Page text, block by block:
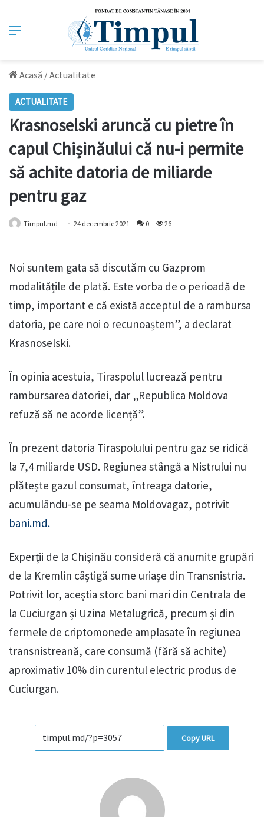
Meniu
Acasă /Actualitate
ACTUALITATE
Krasnoselski aruncă cu pietre în
capul Chișinăului că nu-i permite
să achite datoria de miliarde
pentru gaz
Timpul.md 24 decembrie 2021 0 26
Noi suntem gata să discutăm cu Gazprom
modalitățile de plată. Este vorba de o perioadă de
timp, important e că există acceptul de a rambursa
datoria, pe care noi o recunoaștem”, a declarat
Krasnoselski.
În opinia acestuia, Tiraspolul lucrează pentru
rambursarea datoriei, dar „Republica Moldova
refuză să ne acorde licență”.
În prezent datoria Tiraspolului pentru gaz se ridică
la 7,4 miliarde USD. Regiunea stângă a Nistrului nu
plătește gazul consumat, întreaga datorie,
acumulându-se pe seama Moldovagaz, potrivit
bani.md.
Experții de la Chișinău consideră că anumite grupări
de la Kremlin câștigă sume uriașe din Transnistria.
Potrivit lor, aceștia storc bani mari din Centrala de
la Cuciurgan și Uzina Metalugrică, precum și din
fermele de criptomonede amplasate în regiunea
transnistreană, care consumă (fără să achite)
aproximativ 10% din curentul electric produs de
Cuciurgan.
Copy URL